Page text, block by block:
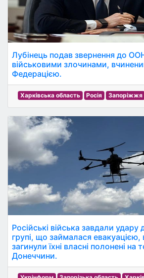
Лубінець подав звернення до
військовими злочинами,
Федерацією.
Харківська область Росія Запоріжжя
Російські війська завдали
групі, що займалася евакуацією,
загинули їхні власні полонені на
Донеччини.